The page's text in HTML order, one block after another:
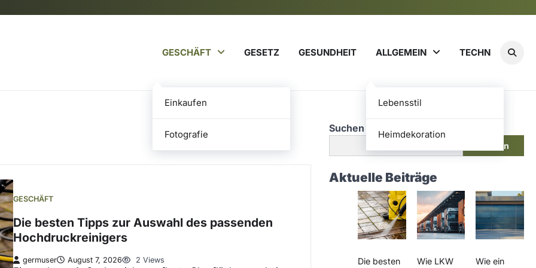
GESCHÄFT
Einkaufen
Fotografie
GESETZ GESUNDHEIT ALLGEMEIN
Lebensstil
Heimdekoration
TECHN
GESCHÄFT
Die besten Tipps zur Auswahl des passenden
Hochdruckreinigers
germuser August 7, 2026 2 Views
Suchen
Suchen
Aktuelle Beiträge
Die besten
Wie LKW
Wie ein